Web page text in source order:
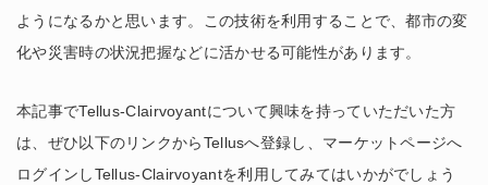
ようになるかと思います。この技術を利用することで、都市の変
化や災害時の状況把握などに活かせる可能性があります。
本記事でTellus-Clairvoyantについて興味を持っていただいた方
は、ぜひ以下のリンクからTellusへ登録し、マーケットページへ
ログインしTellus-Clairvoyantを利用してみてはいかがでしょう